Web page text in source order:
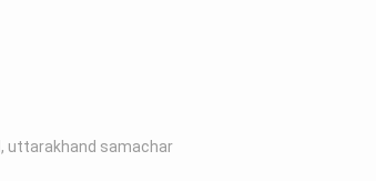
, uttarakhand samachar